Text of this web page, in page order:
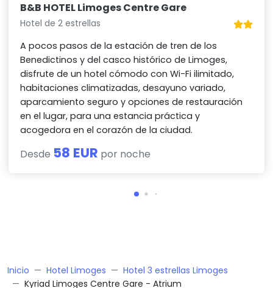
B&B HOTEL Limoges Centre Gare
Hotel de 2 estrellas
A pocos pasos de la estación de tren de los
Benedictinos y del casco histórico de Limoges,
disfrute de un hotel cómodo con Wi-Fi ilimitado,
habitaciones climatizadas, desayuno variado,
aparcamiento seguro y opciones de restauración
en el lugar, para una estancia práctica y
acogedora en el corazón de la ciudad.
Desde 58 EUR por noche
Inicio Hotel Limoges
Hotel 3 estrellas Limoges
Kyriad Limoges Centre Gare - Atrium